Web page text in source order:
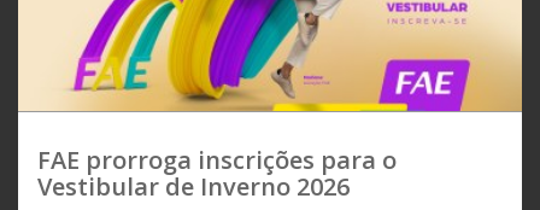
FAE prorroga inscrições para o
Vestibular de Inverno 2026